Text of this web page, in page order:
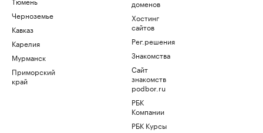
Черноземье
Кавказ
Карелия
Мурманск
Приморский
край
доменов
Хостинг
сайтов
Рег.решения
Знакомства
Сайт
знакомств
podbor.ru
РБК
Компании
РБК Курсы